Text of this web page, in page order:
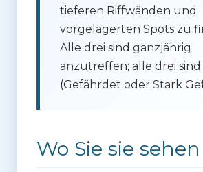
tieferen Riffwänden und
vorgelagerten Spots zu
Alle drei sind ganzjährig
anzutreffen; alle drei
(Gefährdet oder Stark
Wo Sie sie sehen